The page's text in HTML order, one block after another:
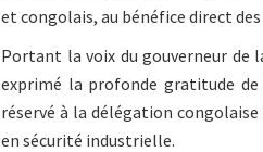
et congolais, au bénéfice direct
Portant la voix du gouverneur de
exprimé la profonde gratitude
réservé à la délégation
en sécurité industrielle.